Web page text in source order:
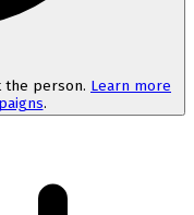
the person. Learn more
.